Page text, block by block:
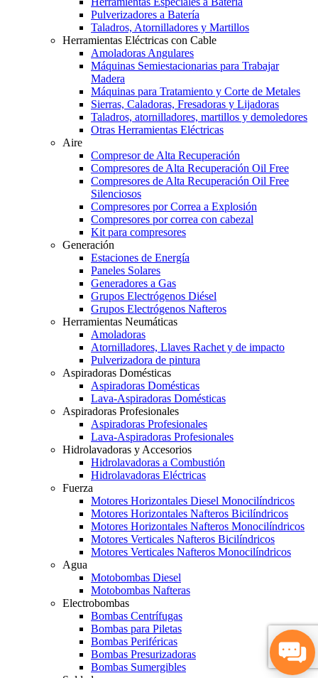
Pulverizadores a Batería
Taladros, Atornilladores y Martillos
Herramientas Eléctricas con Cable
Amoladoras Angulares
Máquinas Semiestacionarias para Trabajar
Madera
Máquinas para Tratamiento y Corte de Metales
Sierras, Caladoras, Fresadoras y Lijadoras
Taladros, atornilladores, martillos y demoledores
Otras Herramientas Eléctricas
Aire
Compresor de Alta Recuperación
Compresores de Alta Recuperación Oil Free
Compresores de Alta Recuperación Oil Free
Silenciosos
Compresores por Correa a Explosión
Compresores por correa con cabezal
Kit para compresores
Generación
Estaciones de Energía
Paneles Solares
Generadores a Gas
Grupos Electrógenos Diésel
Grupos Electrógenos Nafteros
Herramientas Neumáticas
Amoladoras
Atornilladores, Llaves Rachet y de impacto
Pulverizadora de pintura
Aspiradoras Domésticas
Aspiradoras Domésticas
Lava-Aspiradoras Domésticas
Aspiradoras Profesionales
Aspiradoras Profesionales
Lava-Aspiradoras Profesionales
Hidrolavadoras y Accesorios
Hidrolavadoras a Combustión
Hidrolavadoras Eléctricas
Fuerza
Motores Horizontales Diesel Monocilíndricos
Motores Horizontales Nafteros Bicilíndricos
Motores Horizontales Nafteros Monocilíndricos
Motores Verticales Nafteros Bicilíndricos
Motores Verticales Nafteros Monocilíndricos
Agua
Motobombas Diesel
Motobombas Nafteras
Electrobombas
Bombas Centrífugas
Bombas para Piletas
Bombas Periféricas
Bombas Presurizadoras
Bombas Sumergibles